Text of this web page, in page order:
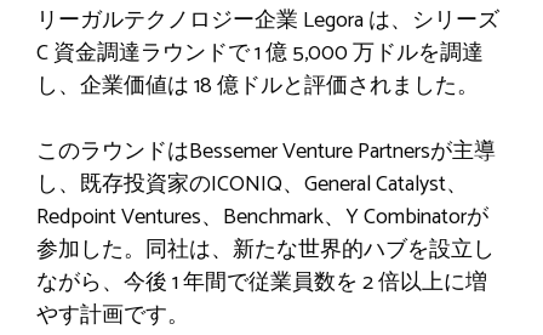
リーガルテクノロジー企業 Legora は、シリーズ
C 資金調達ラウンドで 1 億 5,000 万ドルを調達
し、企業価値は 18 億ドルと評価されました。
このラウンドはBessemer Venture Partnersが主導
し、既存投資家のICONIQ、General Catalyst、
Redpoint Ventures、Benchmark、Y Combinatorが
参加した。同社は、新たな世界的ハブを設立し
ながら、今後 1 年間で従業員数を 2 倍以上に増
やす計画です。